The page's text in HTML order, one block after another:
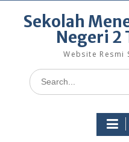
Sekolah
Negeri 2
Website Resmi